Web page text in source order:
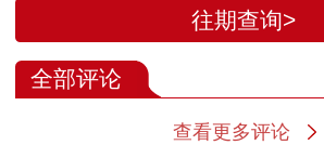
往期查询>
全部评论
查看更多评论